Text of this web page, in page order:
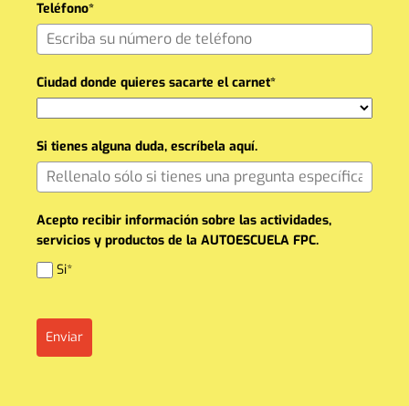
Teléfono*
Ciudad donde quieres sacarte el carnet*
Si tienes alguna duda, escríbela aquí.
Acepto recibir información sobre las actividades,
servicios y productos de la AUTOESCUELA FPC.
Si*
Enviar